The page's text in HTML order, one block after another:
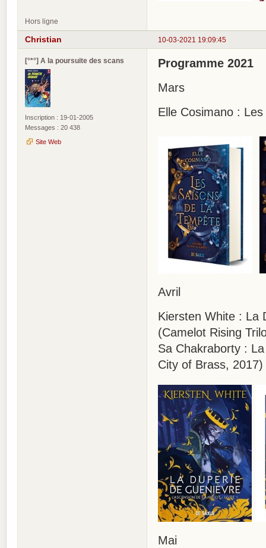
Hors ligne
10-03-2021 19:09:45
Christian
[°*°] A la poursuite des scans
Inscription : 19-01-2005
Messages : 20 438
Site Web
Programme 2021
Mars
Elle Cosimano :
Avril
Kiersten White : La
(Camelot Rising
Sa Chakraborty :
City of Brass, 2017)
Mai